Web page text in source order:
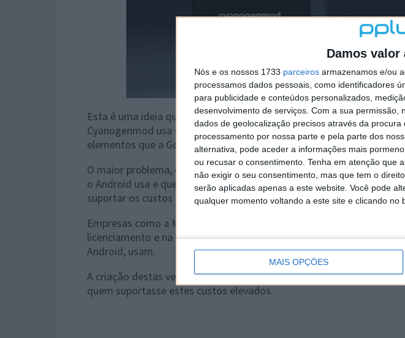
Damos valor
Nós e os nossos 1733 parceiros armazenamos e/ou
processamos dados pessoais, como identificadores
para publicidade e conteúdos personalizados,
desenvolvimento de serviços. Com a sua permissão,
dados de geolocalização precisos através da
processamento por nossa parte e pela parte dos
alternativa, pode aceder a informações mais
ou recusar o consentimento. Tenha em atenção que
não exigir o seu consentimento, mas que tem o
serão aplicadas apenas a este website. Você pode
qualquer momento voltando a este site e clicando no
MAIS OPÇÕES
Esta é uma ideia que muitos já tiveram e que quiseram realizar. As
Cyanogenmod usa são uma pequena abordagem a este conceito,
elementos que a Google controla.
O maior problema, e para o qual a Cyanogen vai ter de encontrar
o Android usa e que são pertença de outras empresas, estando
suportar os custos de utilização.
Empresas como a Microsoft ganham anualmente valores muito
licenciamento e na utilização de patentes de que são donas e que a
Android, usam.
A criação destas versões teria de conseguir contornar estas
quem suportasse estes custos elevados.